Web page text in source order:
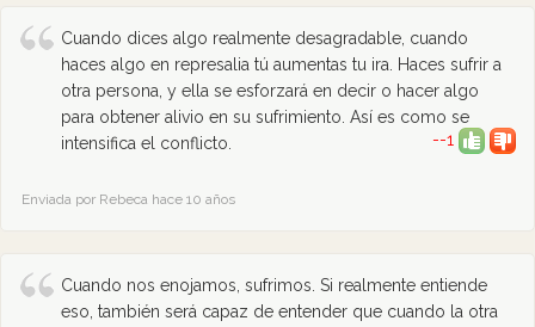
Cuando dices algo realmente desagradable, cuando
haces algo en represalia tú aumentas tu ira. Haces sufrir a
otra persona, y ella se esforzará en decir o hacer algo
para obtener alivio en su sufrimiento. Así es como se
intensifica el conflicto.
--1
Enviada por Rebeca hace 10 años
Cuando nos enojamos, sufrimos. Si realmente entiende
eso, también será capaz de entender que cuando la otra